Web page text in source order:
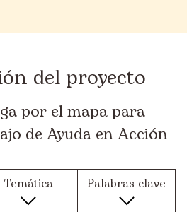
del proyecto
por el mapa para
de Ayuda en Acción
Temática Palabras clave